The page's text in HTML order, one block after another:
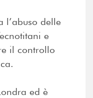
l’abuso delle
e
il controllo
ed è